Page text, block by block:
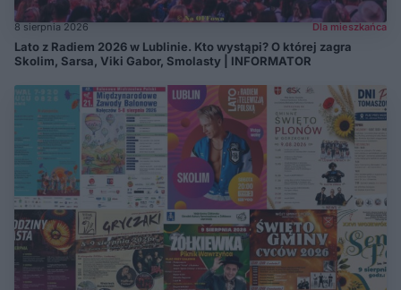
8 sierpnia 2026 Dla mieszkańca
Lato z Radiem 2026 w Lublinie. Kto wystąpi? O której zagra
Skolim, Sarsa, Viki Gabor, Smolasty | INFORMATOR